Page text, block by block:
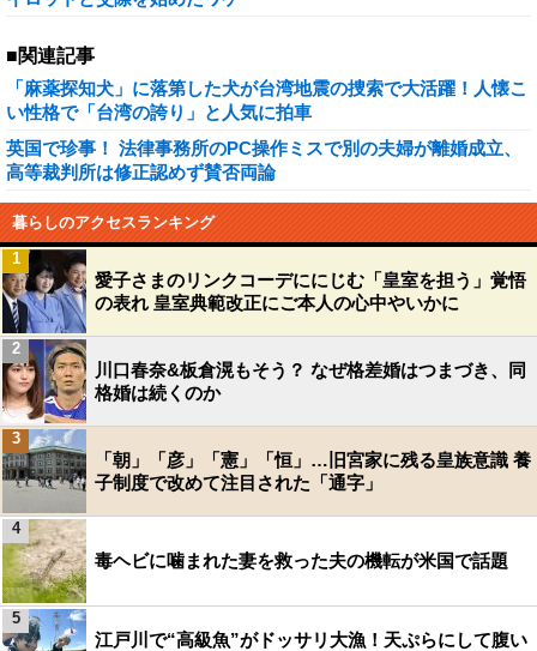
■関連記事
「麻薬探知犬」に落第した犬が台湾地震の捜索で大活躍！人懐こ
い性格で「台湾の誇り」と人気に拍車
英国で珍事！ 法律事務所のPC操作ミスで別の夫婦が離婚成立、
高等裁判所は修正認めず賛否両論
暮らしのアクセスランキング
愛子さまのリンクコーデににじむ「皇室を担う」覚悟
の表れ 皇室典範改正にご本人の心中やいかに
1
川口春奈&板倉滉もそう？ なぜ格差婚はつまづき、同
格婚は続くのか
2
「朝」「彦」「憲」「恒」…旧宮家に残る皇族意識 養
子制度で改めて注目された「通字」
3
毒ヘビに噛まれた妻を救った夫の機転が米国で話題
4
江戸川で“高級魚”がドッサリ大漁！天ぷらにして腹い
5